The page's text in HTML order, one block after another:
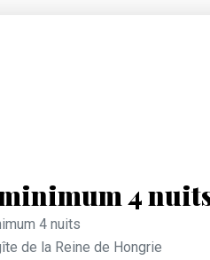
4
4 nuits
de la Reine de Hongrie